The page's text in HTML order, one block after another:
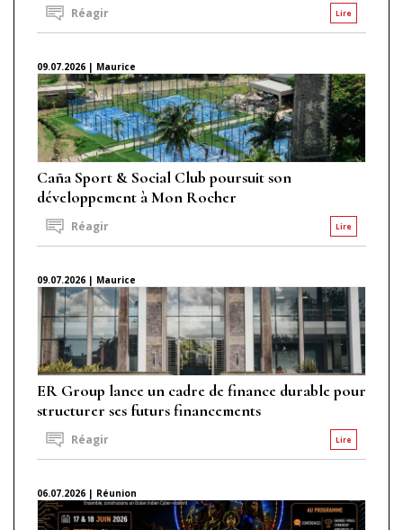
Lire
Réagir
09.07.2026 | Maurice
Caña Sport & Social Club poursuit son
développement à Mon Rocher
Lire
Réagir
09.07.2026 | Maurice
ER Group lance un cadre de finance durable pour
structurer ses futurs financements
Lire
Réagir
06.07.2026 | Réunion